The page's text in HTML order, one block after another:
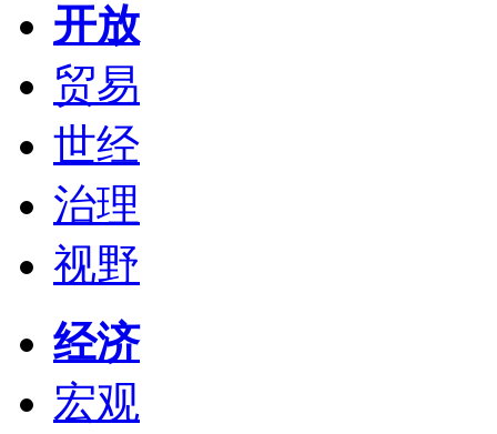
开放
贸易
世经
治理
视野
经济
宏观